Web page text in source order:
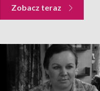
Zobacz teraz